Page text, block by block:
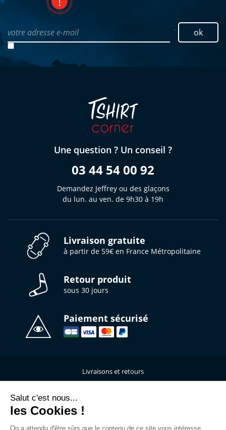
votre adresse e-mail ok
Une question ? Un conseil ?
03 44 54 00 92
Demandez Jeffrey ou des glaçons
du lun. au ven. de 9h30 à 19h
Livraison gratuite
à partir de 59€ en France Métropolitaine
Retour produit
sous 30 jours
Paiement sécurisé
Livraisons et retours
Qui sommes-nous ?
Salut c'est nous...
les Cookies !
On a attendu d'être sûrs que le contenu de ce site vous intéresse